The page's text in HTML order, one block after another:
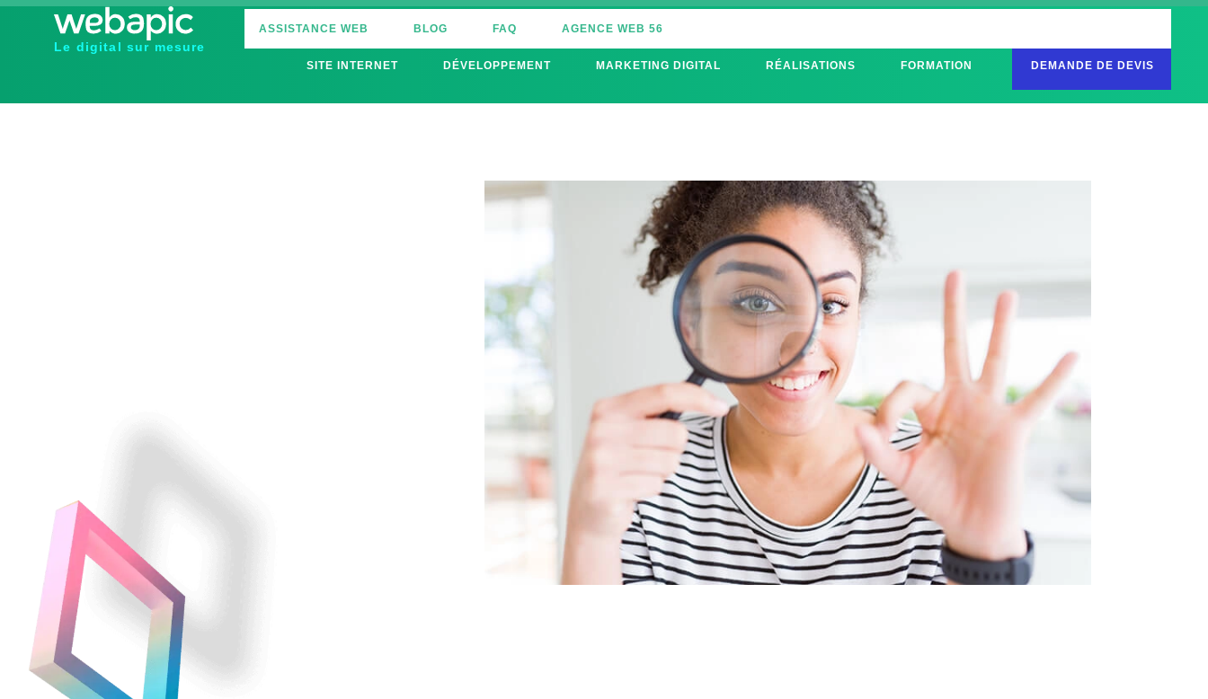
Le digital sur mesure
ASSISTANCE WEB BLOG FAQ AGENCE WEB 56
SITE INTERNET DÉVELOPPEMENT MARKETING DIGITAL RÉALISATIONS FORMATION DEMANDE DE DEVIS